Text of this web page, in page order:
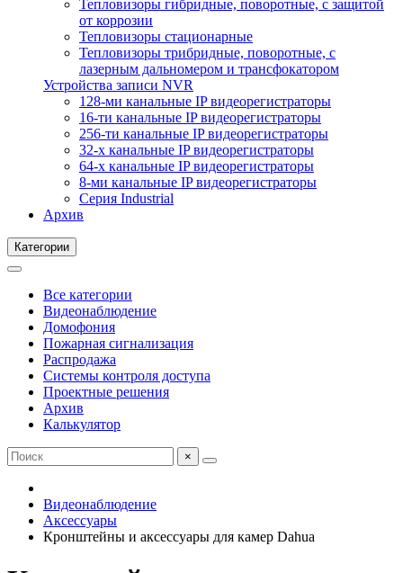
Тепловизоры гибридные, поворотные, с защитой
от коррозии
Тепловизоры стационарные
Тепловизоры трибридные, поворотные, с
лазерным дальномером и трансфокатором
Устройства записи NVR
128-ми канальные IP видеорегистраторы
16-ти канальные IP видеорегистраторы
256-ти канальные IP видеорегистраторы
32-х канальные IP видеорегистраторы
64-х канальные IP видеорегистраторы
8-ми канальные IP видеорегистраторы
Серия Industrial
Архив
Категории
Все категории
Видеонаблюдение
Домофония
Пожарная сигнализация
Распродажа
Системы контроля доступа
Проектные решения
Архив
Калькулятор
×
Видеонаблюдение
Аксессуары
Кронштейны и аксессуары для камер Dahua